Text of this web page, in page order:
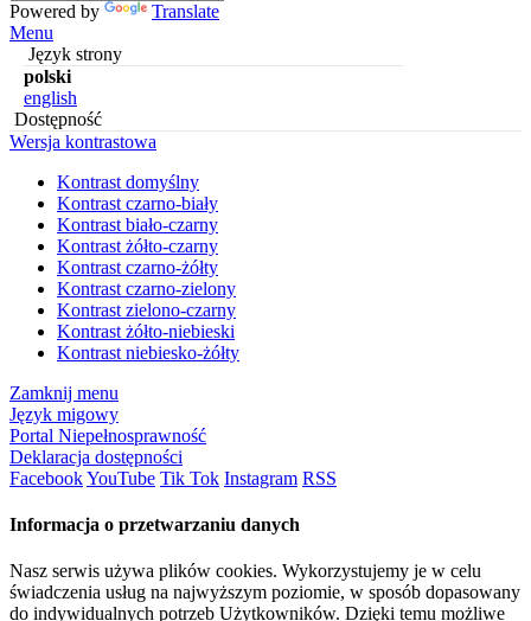
Powered by
Translate
Menu
Język strony
polski
english
Dostępność
Wersja kontrastowa
Kontrast domyślny
Kontrast czarno-biały
Kontrast biało-czarny
Kontrast żółto-czarny
Kontrast czarno-żółty
Kontrast czarno-zielony
Kontrast zielono-czarny
Kontrast żółto-niebieski
Kontrast niebiesko-żółty
Zamknij menu
Język migowy
Portal Niepełnosprawność
Deklaracja dostępności
FacebookYouTube Tik Tok Instagram RSS
Informacja o przetwarzaniu danych
Nasz serwis używa plików cookies. Wykorzystujemy je w celu
świadczenia usług na najwyższym poziomie, w sposób dopasowany
do indywidualnych potrzeb Użytkowników. Dzięki temu możliwe